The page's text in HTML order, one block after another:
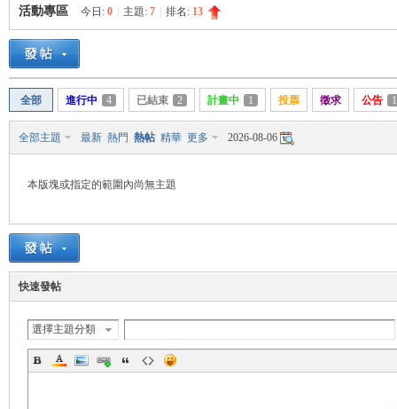
管
»
活動專區 今日: 0 主題: 7 排名: 13
全部 進行中 4 已結束 2 計畫中 1 投票 徵求 公告 1
全部主題 最新 熱門 熱帖 精華 更多 2026-08-06
本版塊或指定的範圍內尚無主題
快速發帖
選擇主題分類